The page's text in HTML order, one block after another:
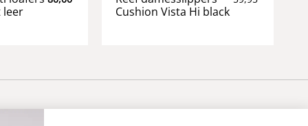
leer
Cushion Vista Hi black